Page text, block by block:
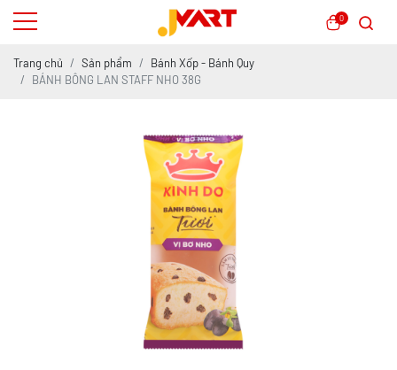
0
Trang chủ Sản phẩm
Bánh Xốp - Bánh Quy
BÁNH BÔNG LAN STAFF NHO 38G